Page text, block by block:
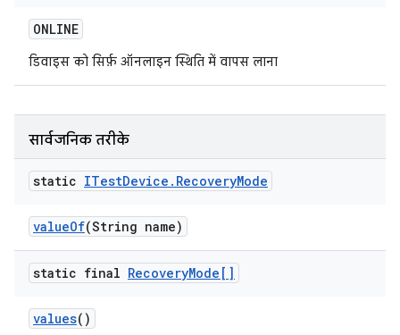
ONLINE
डिवाइस को सिर्फ़ ऑनलाइन स्थिति में वापस लाना
सार्वजनिक तरीके
static ITestDevice . RecoveryMode
valueOf(String name)
static final RecoveryMode[]
values()